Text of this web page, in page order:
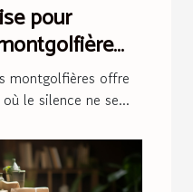
pour
montgolfières offre
le silence ne se...